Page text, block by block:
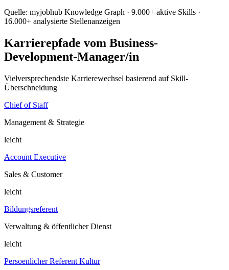
Quelle: myjobhub Knowledge Graph · 9.000+ aktive Skills ·
16.000+ analysierte Stellenanzeigen
Karrierepfade vom Business-
Development-Manager/in
Vielversprechendste Karrierewechsel basierend auf Skill-
Überschneidung
Chief of Staff
Management & Strategie
leicht
Account Executive
Sales & Customer
leicht
Bildungsreferent
Verwaltung & öffentlicher Dienst
leicht
Persoenlicher Referent Kultur